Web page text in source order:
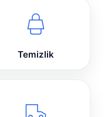
Temizlik